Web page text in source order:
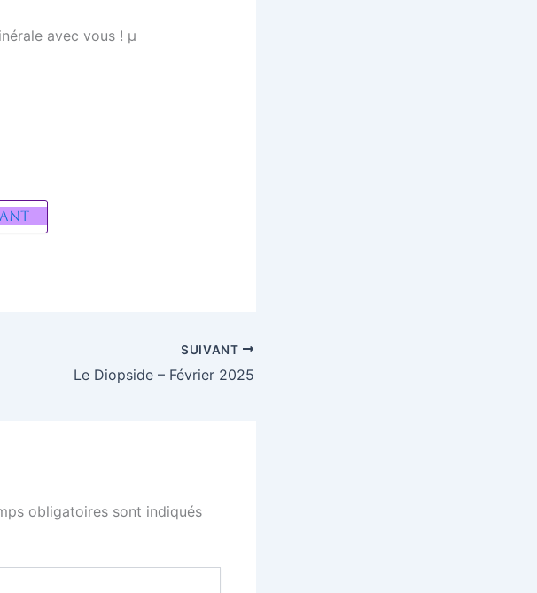
avec vous ! µ
SUIVANT
Le Diopside – Février 2025
obligatoires sont indiqués